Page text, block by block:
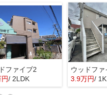
ファイブ2
/ 2LDK
ウッドファ
3.9万円/ 1K